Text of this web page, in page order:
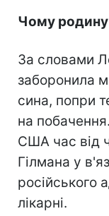
Чому родину
За словами
заборонила
сина, попри
на
США час від
Гілмана у
російського
лікарні.